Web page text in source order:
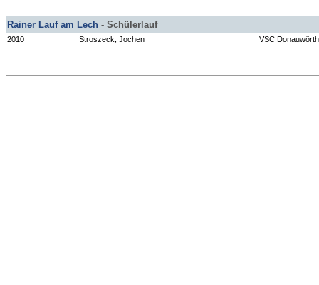
Rainer Lauf am Lech - Schülerlauf
2010 Stroszeck, Jochen VSC Donauwörth